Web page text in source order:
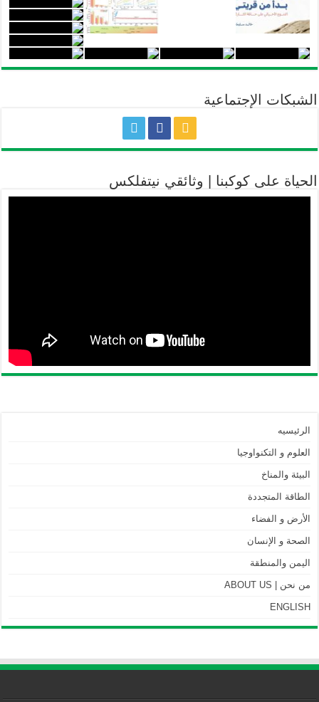
الشبكات الإجتماعية
الحياة على كوكبنا | وثائقي نيتفلكس
الرئيسيه
العلوم و التكنواوجيا
البيئة والمناخ
الطاقة المتجددة
الأرض و الفضاء
الصحة و الإنسان
اليمن والمنطقة
من نحن | ABOUT US
ENGLISH